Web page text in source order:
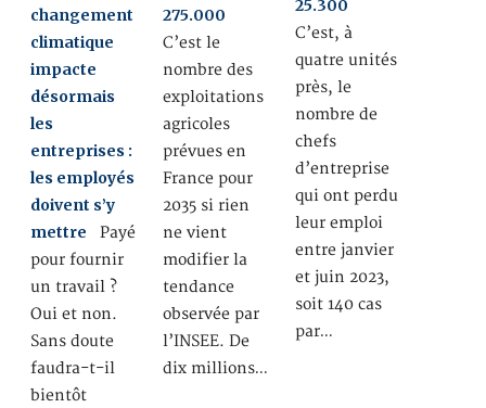
changement
climatique
impacte
désormais
les
entreprises :
les employés
doivent s’y
mettre Payé
pour fournir
un travail ?
Oui et non.
Sans doute
faudra-t-il
bientôt
275.000
C’est le
nombre des
exploitations
agricoles
prévues en
France pour
2035 si rien
ne vient
modifier la
tendance
observée par
l’INSEE. De
dix millions…
25.300
C’est, à
quatre unités
près, le
nombre de
chefs
d’entreprise
qui ont perdu
leur emploi
entre janvier
et juin 2023,
soit 140 cas
par…